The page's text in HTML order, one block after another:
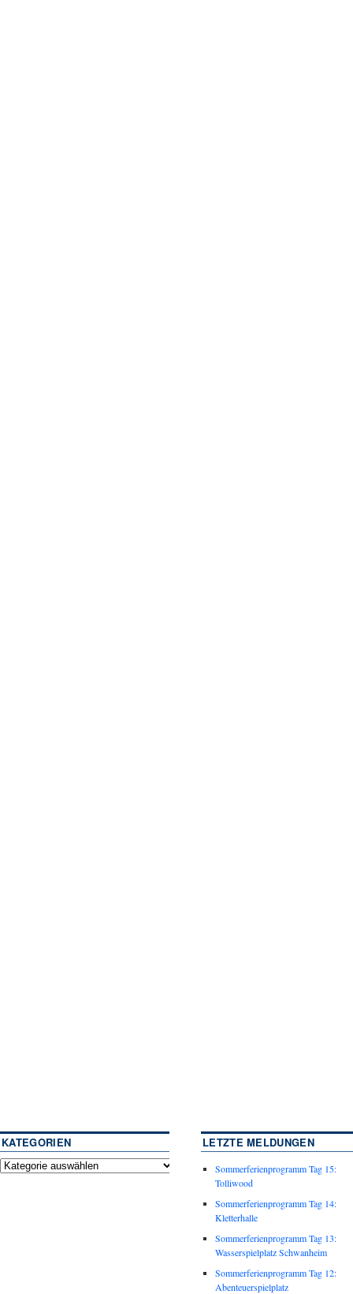
KATEGORIEN LETZTE MELDUNGEN
Sommerferienprogramm Tag 15:
Tolliwood
Sommerferienprogramm Tag 14:
Kletterhalle
Sommerferienprogramm Tag 13:
Wasserspielplatz Schwanheim
Sommerferienprogramm Tag 12:
Abenteuerspielplatz